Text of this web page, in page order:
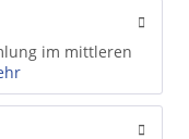
im mittleren